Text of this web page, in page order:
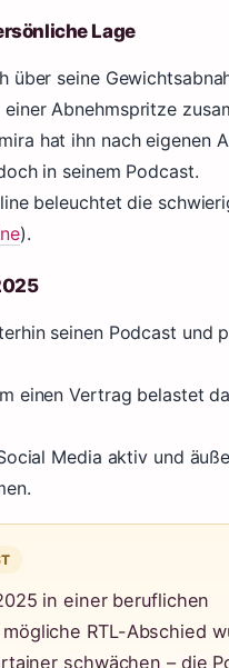
Lage
über seine
Abnehmspritze
hat ihn nach eigenen
in seinem Podcast.
beleuchtet die
).
seinen Podcast und
einen Vertrag belastet
Media aktiv und
in einer beruflichen
RTL-Abschied
schwächen – die